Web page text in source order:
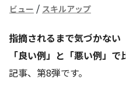
ビュー / スキルアップ
指摘されるまで気づかな
「良い例」と「悪い例」で
記事、第8弾です。